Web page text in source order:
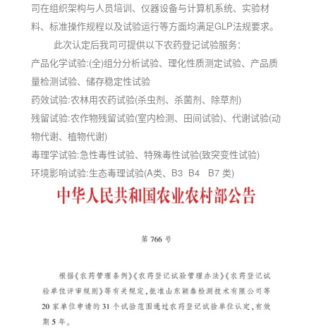
司在组织架构与人员培训、仪器设备与计算机系统、实验材
料、标准操作规程以及试验运行等方面均满足GLP法规要求。
此次认定后我司可提供以下农药登记试验服务：
产品化学试验:(全)组分分析试验、理化性质测定试验、产品质
量检测试验、储存稳定性试验
药效试验:农林用农药试验(杀虫剂、杀菌剂、除草剂)
残留试验:农作物残留试验(室内检测、田间试验)、代谢试验(动
物代谢、植物代谢)
毒理学试验:急性毒性试验、特殊毒性试验(致突变性试验)
环境影响试验:生态毒理试验(A类、B3 B4 B7 类)